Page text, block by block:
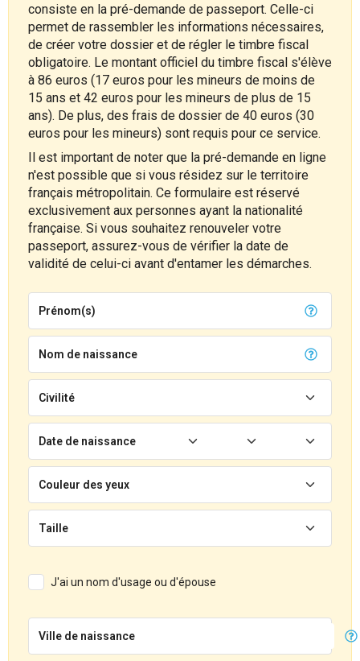
consiste en la pré-demande de passeport. Celle-ci
permet de rassembler les informations nécessaires,
de créer votre dossier et de régler le timbre fiscal
obligatoire. Le montant officiel du timbre fiscal s'élève
à 86 euros (17 euros pour les mineurs de moins de
15 ans et 42 euros pour les mineurs de plus de 15
ans). De plus, des frais de dossier de 40 euros (30
euros pour les mineurs) sont requis pour ce service.
Il est important de noter que la pré-demande en ligne
n'est possible que si vous résidez sur le territoire
français métropolitain. Ce formulaire est réservé
exclusivement aux personnes ayant la nationalité
française. Si vous souhaitez renouveler votre
passeport, assurez-vous de vérifier la date de
validité de celui-ci avant d'entamer les démarches.
Prénom(s)
Nom de naissance
Civilité
Date de naissance
Couleur des yeux
Taille
J'ai un nom d'usage ou d'épouse
Ville de naissance